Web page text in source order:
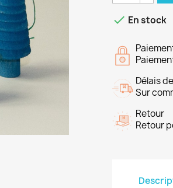
 En stock
Délais
Sur
Retour
Retour